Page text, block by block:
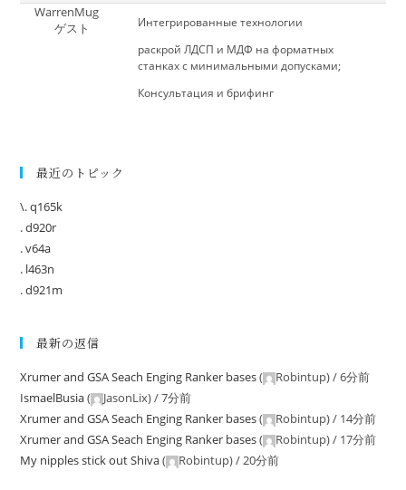
WarrenMug
ゲスト
Интегрированные технологии
раскрой ЛДСП и МДФ на форматных
станках с минимальными допусками;
Консультация и брифинг
最近のトピック
\. q165k
. d920r
. v64a
. l463n
. d921m
最新の返信
Xrumer and GSA Seach Enging Ranker bases( Robintup) /6分前
IsmaelBusia( JasonLix) /7分前
Xrumer and GSA Seach Enging Ranker bases( Robintup) / 14分前
Xrumer and GSA Seach Enging Ranker bases( Robintup) / 17分前
My nipples stick out Shiva( Robintup) /20分前